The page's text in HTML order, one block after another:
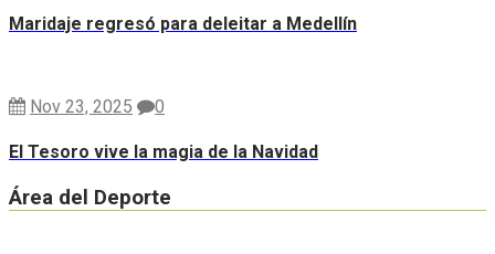
Maridaje regresó para deleitar a Medellín
Nov 23, 2025 0
El Tesoro vive la magia de la Navidad
Área del Deporte